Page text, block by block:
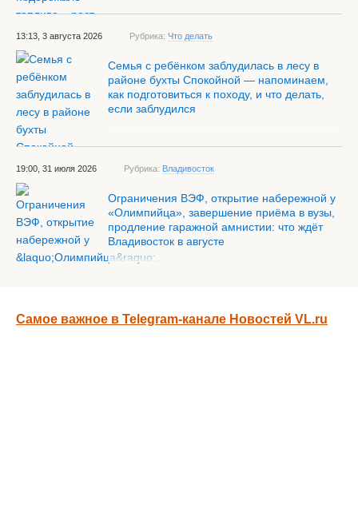
13:13, 3 августа 2026 Рубрика: Что делать
Семья с ребёнком заблудилась в лесу в
районе бухты Спокойной — напоминаем,
как подготовиться к походу, и что делать,
если заблудился
19:00, 31 июля 2026 Рубрика: Владивосток
Ограничения ВЭФ, открытие набережной у
«Олимпийца», завершение приёма в вузы,
продление гаражной амнистии: что ждёт
Владивосток в августе
Самое важное в Telegram-канале Новостей VL.ru